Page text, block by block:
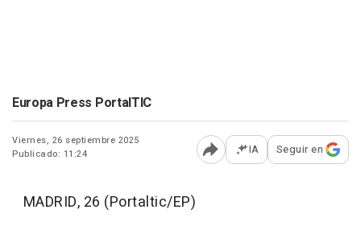
Europa Press PortalTIC
Viernes, 26 septiembre 2025
Publicado: 11:24
Abrir opciones para
IA Seguir en
MADRID, 26 (Portaltic/EP)